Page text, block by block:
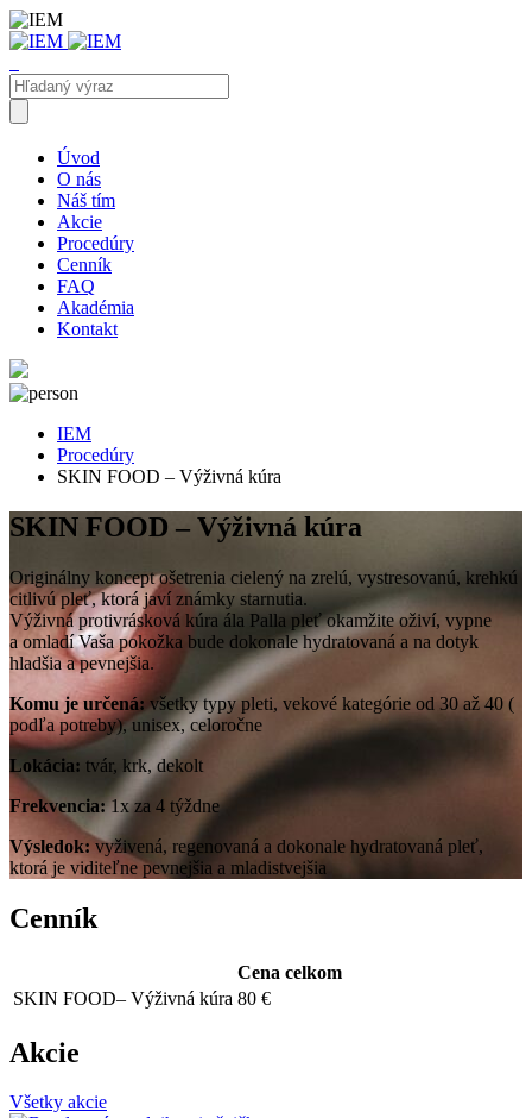
Úvod
O nás
Náš tím
Akcie
Procedúry
Cenník
FAQ
Akadémia
Kontakt
IEM
Procedúry
SKIN FOOD – Výživná kúra
SKIN FOOD – Výživná kúra
Originálny koncept ošetrenia cielený na zrelú, vystresovanú, krehkú
citlivú pleť, ktorá javí známky starnutia.
Výživná protivrásková kúra ála Palla pleť okamžite oživí, vypne
a omladí Vaša pokožka bude dokonale hydratovaná a na dotyk
hladšia a pevnejšia.
Komu je určená: všetky typy pleti, vekové kategórie od 30 až 40 (
podľa potreby), unisex, celoročne
Lokácia: tvár, krk, dekolt
Frekvencia:1x za 4 týždne
Výsledok: vyživená, regenovaná a dokonale hydratovaná pleť,
ktorá je viditeľne pevnejšia a mladistvejšia
Cenník
Cena celkom
SKIN FOOD– Výživná kúra 80 €
Akcie
Všetky akcie